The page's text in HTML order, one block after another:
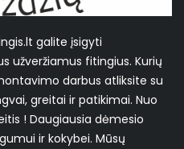
galite įsigyti
užveržiamus fitingius. Kurių
darbus atliksite su
greitai ir patikimai. Nuo
! Daugiausia dėmesio
ir kokybei. Mūsų